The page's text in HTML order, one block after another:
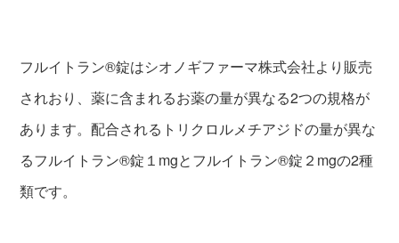
フルイトラン®錠はシオノギファーマ株式会社より販売
されおり、薬に含まれるお薬の量が異なる2つの規格が
あります。配合されるトリクロルメチアジドの量が異な
るフルイトラン®錠１mgとフルイトラン®錠２mgの2種
類です。